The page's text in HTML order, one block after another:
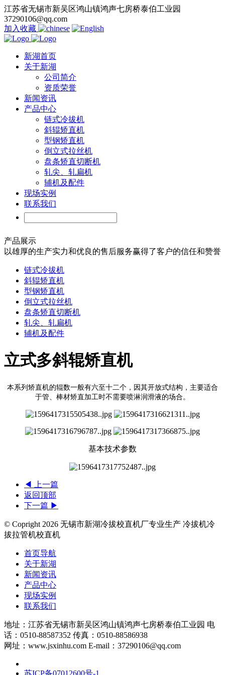
江苏省无锡市新吴区鸿山镇鸿声七房桥泰伯工业园
37290106@qq.com
加入收藏
新湖首页
关于新湖
公司简介
资质荣誉
新闻资讯
产品中心
链式冷拔机
斜辊矫直机
型钢矫直机
倒立式拉丝机
盘条矫直切断机
轧尖、轧扁机
辅机及配件
现场实例
联系我们
产品展示
以雄厚的生产实力和优良的售后服务赢得了客户的信任和赞誉
链式冷拔机
斜辊矫直机
型钢矫直机
倒立式拉丝机
盘条矫直切断机
轧尖、轧扁机
辅机及配件
立式多斜辊矫直机
本系列矫直机的辊数一般有六至十二个，因其开放式结构，主要适合
于管、棒材矫直加工时不需要喷淋润滑液的场合。
基本技术参数
◀ 上一篇
返回顶部
下一篇 ▶
© Copright 2026 无锡市新湖冷拔校直机厂专业生产 冷拔机冷
拔拉管机校直机
首页导航
关于新湖
新闻资讯
产品中心
现场实例
联系我们
地址：江苏省无锡市新吴区鸿山镇鸿声七房桥泰伯工业园 电
话：0510-88587352 传真：0510-88586938
网址：www.jsxinhu.com E-mail：37290106@qq.com
苏ICP备07012600号-1